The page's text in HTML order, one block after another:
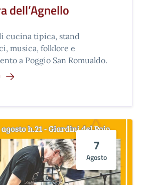
dell’Agnello
cucina tipica, stand
musica, folklore e
a Poggio San Romualdo.
7
Agosto